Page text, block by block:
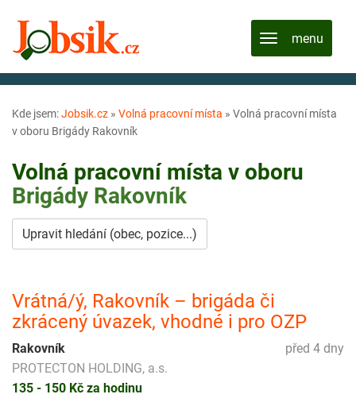
Kde jsem:Jobsik.cz » Volná pracovní místa » Volná pracovní místa
v oboru Brigády Rakovník
Volná pracovní místa v oboru
Brigády Rakovník
Upravit hledání (obec, pozice...)
Vrátná/ý, Rakovník – brigáda či
zkrácený úvazek, vhodné i pro OZP
před 4 dny
Rakovník
PROTECTON HOLDING, a.s.
135 - 150 Kč za hodinu